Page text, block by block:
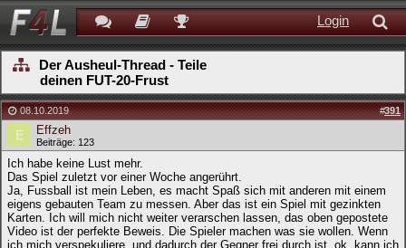
Login
Der Ausheul-Thread - Teile
deinen FUT-20-Frust
08.10.2019 #391
Effzeh
Beiträge: 123
Ich habe keine Lust mehr.
Das Spiel zuletzt vor einer Woche angerührt.
Ja, Fussball ist mein Leben, es macht Spaß sich mit anderen mit einem
eigens gebauten Team zu messen. Aber das ist ein Spiel mit gezinkten
Karten. Ich will mich nicht weiter verarschen lassen, das oben gepostete
Video ist der perfekte Beweis. Die Spieler machen was sie wollen. Wenn
ich mich verspekuliere, und dadurch der Gegner frei durch ist, ok, kann ich